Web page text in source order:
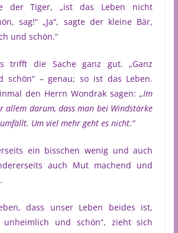
der Tiger, „ist das Leben nicht
sag!“ „Ja“, sagte der kleine Bär,
und schön.“
trifft die Sache ganz gut. „Ganz
schön“ – genau; so ist das Leben.
den Herrn Wondrak sagen: „Im
allem darum, dass man bei Windstärke
Um viel mehr geht es nicht.“
ein bisschen wenig und auch
auch Mut machend und
dass unser Leben beides ist,
unheimlich und schön“, zieht sich